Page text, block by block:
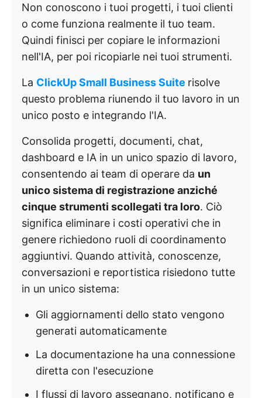
Non conoscono i tuoi progetti, i tuoi clienti
o come funziona realmente il tuo team.
Quindi finisci per copiare le informazioni
nell'IA, per poi ricopiarle nei tuoi strumenti.
La ClickUp Small Business Suite risolve
questo problema riunendo il tuo lavoro in un
unico posto e integrando l'IA.
Consolida progetti, documenti, chat,
dashboard e IA in un unico spazio di lavoro,
consentendo ai team di operare da un
unico sistema di registrazione anziché
cinque strumenti scollegati tra loro. Ciò
significa eliminare i costi operativi che in
genere richiedono ruoli di coordinamento
aggiuntivi. Quando attività, conoscenze,
conversazioni e reportistica risiedono tutte
in un unico sistema:
Gli aggiornamenti dello stato vengono
generati automaticamente
La documentazione ha una connessione
diretta con l'esecuzione
I flussi di lavoro assegnano, notificano e